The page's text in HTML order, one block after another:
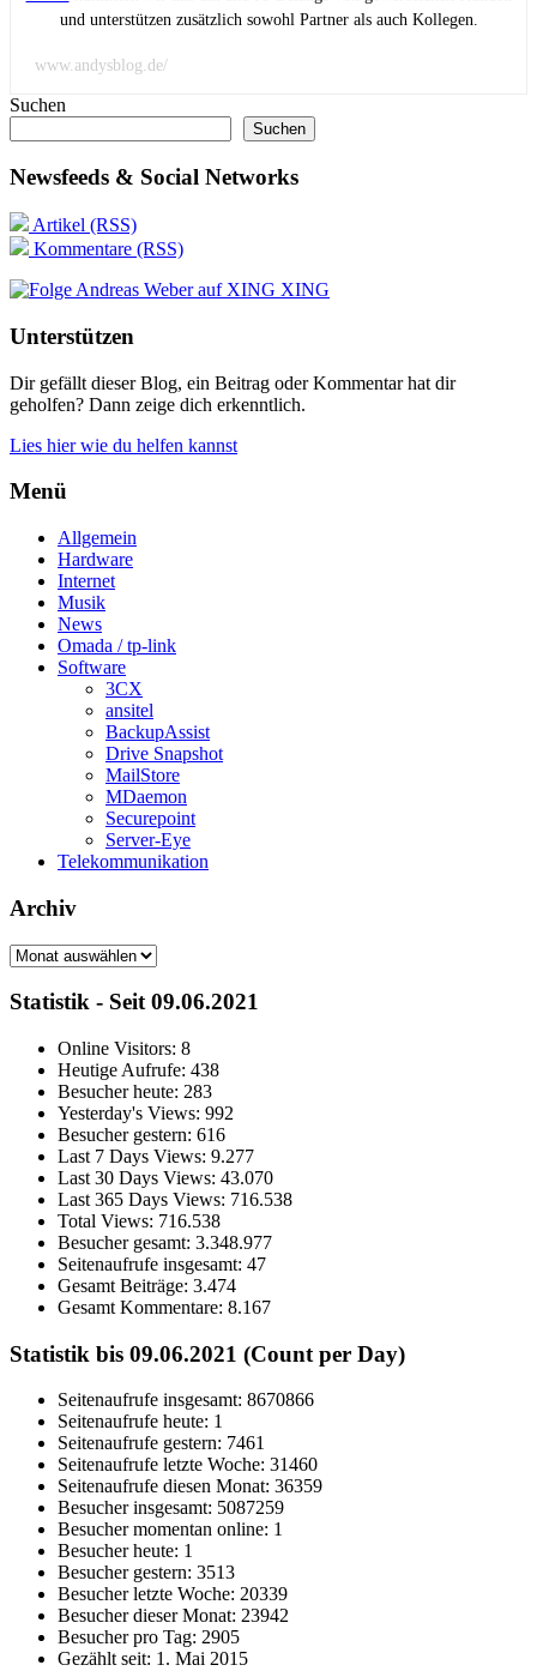
und unterstützen zusätzlich sowohl Partner als auch Kollegen.
www.andysblog.de/
Suchen
Suchen
Newsfeeds & Social Networks
Artikel (RSS)
Kommentare (RSS)
XING
Unterstützen
Dir gefällt dieser Blog, ein Beitrag oder Kommentar hat dir
geholfen? Dann zeige dich erkenntlich.
Lies hier wie du helfen kannst
Menü
Allgemein
Hardware
Internet
Musik
News
Omada / tp-link
Software
3CX
ansitel
BackupAssist
Drive Snapshot
MailStore
MDaemon
Securepoint
Server-Eye
Telekommunikation
Archiv
Archiv
Statistik - Seit 09.06.2021
Online Visitors: 8
Heutige Aufrufe: 438
Besucher heute: 283
Yesterday's Views: 992
Besucher gestern: 616
Last 7 Days Views: 9.277
Last 30 Days Views: 43.070
Last 365 Days Views: 716.538
Total Views: 716.538
Besucher gesamt: 3.348.977
Seitenaufrufe insgesamt: 47
Gesamt Beiträge: 3.474
Gesamt Kommentare: 8.167
Statistik bis 09.06.2021 (Count per Day)
Seitenaufrufe insgesamt: 8670866
Seitenaufrufe heute: 1
Seitenaufrufe gestern: 7461
Seitenaufrufe letzte Woche: 31460
Seitenaufrufe diesen Monat: 36359
Besucher insgesamt: 5087259
Besucher momentan online: 1
Besucher heute: 1
Besucher gestern: 3513
Besucher letzte Woche: 20339
Besucher dieser Monat: 23942
Besucher pro Tag: 2905
Gezählt seit: 1. Mai 2015